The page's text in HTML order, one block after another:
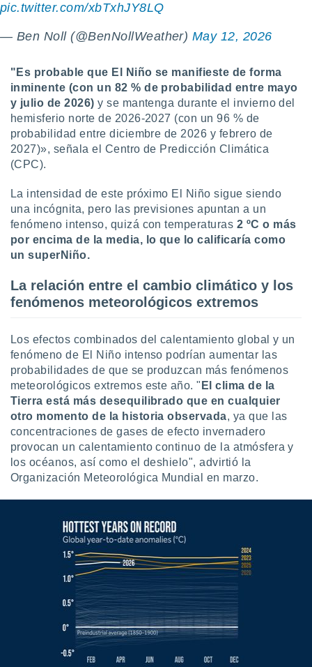
pic.twitter.com/xbTxhJY8LQ
— Ben Noll (@BenNollWeather) May 12, 2026
"Es probable que El Niño se manifieste de forma
inminente (con un 82 % de probabilidad entre mayo
y julio de 2026) y se mantenga durante el invierno del
hemisferio norte de 2026-2027 (con un 96 % de
probabilidad entre diciembre de 2026 y febrero de
2027)», señala el Centro de Predicción Climática
(CPC).
La intensidad de este próximo El Niño sigue siendo
una incógnita, pero las previsiones apuntan a un
fenómeno intenso, quizá con temperaturas 2 ºC o más
por encima de la media, lo que lo calificaría como
un superNiño.
La relación entre el cambio climático y los
fenómenos meteorológicos extremos
Los efectos combinados del calentamiento global y un
fenómeno de El Niño intenso podrían aumentar las
probabilidades de que se produzcan más fenómenos
meteorológicos extremos este año. " El clima de la
Tierra está más desequilibrado que en cualquier
otro momento de la historia observada, ya que las
concentraciones de gases de efecto invernadero
provocan un calentamiento continuo de la atmósfera y
los océanos, así como el deshielo", advirtió la
Organización Meteorológica Mundial en marzo.